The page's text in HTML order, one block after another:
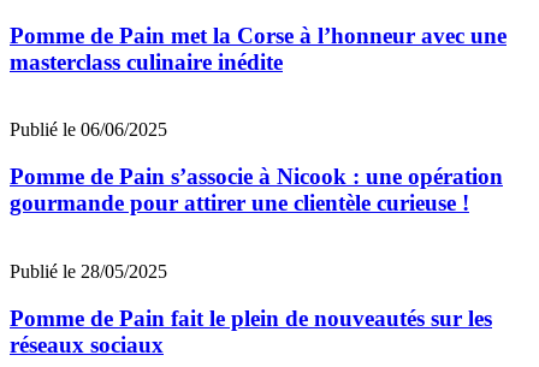
Pomme de Pain met la Corse à l’honneur avec une
masterclass culinaire inédite
Publié le 06/06/2025
Pomme de Pain s’associe à Nicook : une opération
gourmande pour attirer une clientèle curieuse !
Publié le 28/05/2025
Pomme de Pain fait le plein de nouveautés sur les
réseaux sociaux